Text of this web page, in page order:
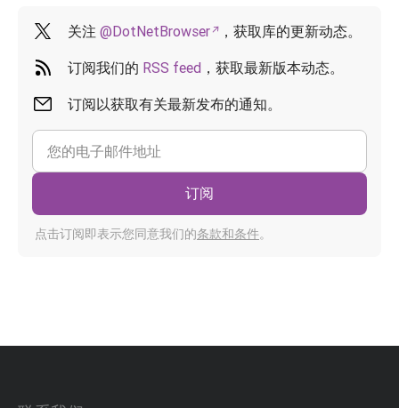
关注 @DotNetBrowser ，获取库的更新动态。
订阅我们的 RSS feed ，获取最新版本动态。
订阅以获取有关最新发布的通知。
订阅
点击订阅即表示您同意我们的条款和条件。